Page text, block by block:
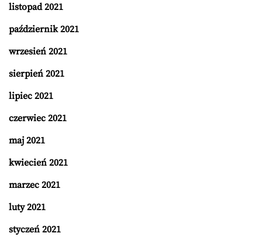
listopad 2021
październik 2021
wrzesień 2021
sierpień 2021
lipiec 2021
czerwiec 2021
maj 2021
kwiecień 2021
marzec 2021
luty 2021
styczeń 2021